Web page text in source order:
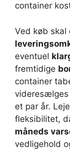
container
Ved køb skal
eventuel
fremtidige
container
et par år.
fleksibilitet,
måneds
vedligehold